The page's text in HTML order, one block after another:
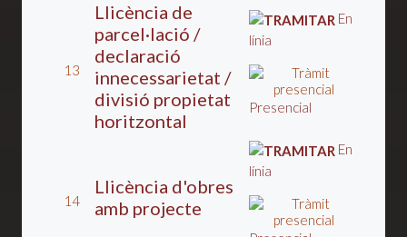
13
Llicència de
parcel·lació /
declaració
innecessarietat /
divisió propietat
horitzontal
En
línia
Presencial
14
Llicència d'obres
amb projecte
En
línia